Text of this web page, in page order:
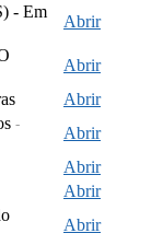
- Em
Abrir
Abrir
Abrir
-
Abrir
Abrir
Abrir
Abrir